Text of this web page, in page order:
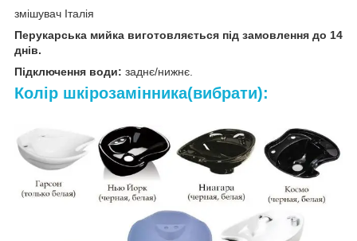
змішувач Італія
Перукарська мийка виготовляється під замовлення до 14
днів.
Підключення води: заднє/нижнє.
Колір шкірозамінника(вибрати):